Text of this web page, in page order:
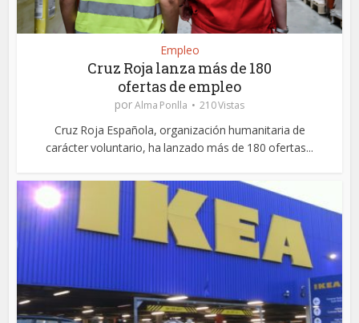
Empleo
Cruz Roja lanza más de 180
ofertas de empleo
porAlma Ponlla 210 Vistas
Cruz Roja Española, organización humanitaria de
carácter voluntario, ha lanzado más de 180 ofertas...